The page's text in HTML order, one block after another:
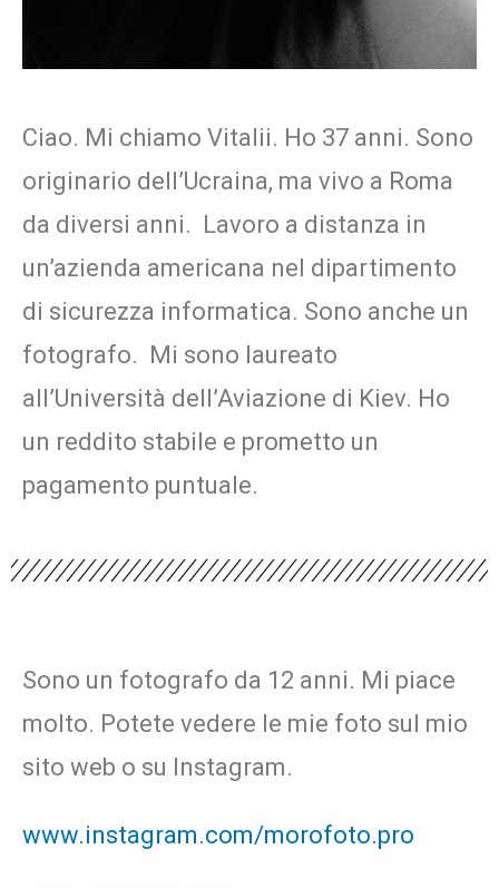
Ciao. Mi chiamo Vitalii. Ho 37 anni. Sono
originario dell’Ucraina, ma vivo a Roma
da diversi anni. Lavoro a distanza in
un’azienda americana nel dipartimento
di sicurezza informatica. Sono anche un
fotografo. Mi sono laureato
all’Università dell’Aviazione di Kiev. Ho
un reddito stabile e prometto un
pagamento puntuale.
Sono un fotografo da 12 anni. Mi piace
molto. Potete vedere le mie foto sul mio
sito web o su Instagram.
www.instagram.com/morofoto.pro